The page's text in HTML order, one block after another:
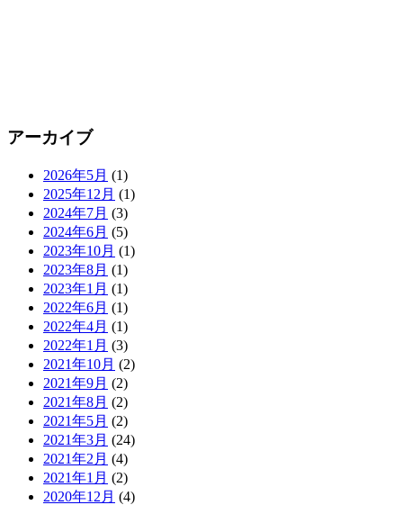
アーカイブ
2026年5月 (1)
2025年12月 (1)
2024年7月 (3)
2024年6月 (5)
2023年10月 (1)
2023年8月 (1)
2023年1月 (1)
2022年6月 (1)
2022年4月 (1)
2022年1月 (3)
2021年10月 (2)
2021年9月 (2)
2021年8月 (2)
2021年5月 (2)
2021年3月 (24)
2021年2月 (4)
2021年1月 (2)
2020年12月 (4)